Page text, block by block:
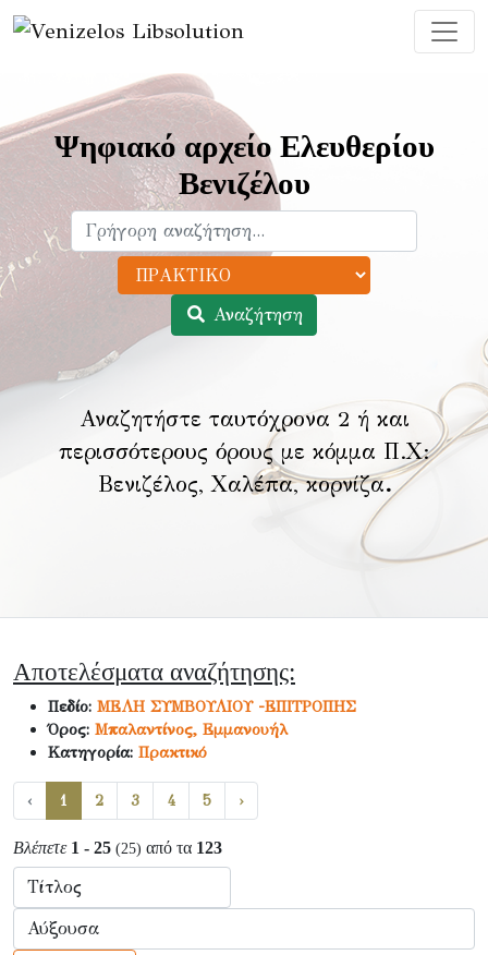
Ψηφιακό αρχείο Ελευθερίου
Βενιζέλου
Αναζήτηση
Αναζητήστε ταυτόχρονα 2 ή και
περισσότερους όρους με κόμμα Π.Χ:
Βενιζέλος, Χαλέπα, κορνίζα.
Αποτελέσματα αναζήτησης:
Πεδίο: ΜΕΛΗ ΣΥΜΒΟΥΛΙΟΥ -ΕΠΙΤΡΟΠΗΣ
Όρος: Μπαλαντίνος, Εμμανουήλ
Κατηγορία: Πρακτικό
‹ 1 2 3 4 5 ›
Βλέπετε 1 - 25 (25) από τα 123